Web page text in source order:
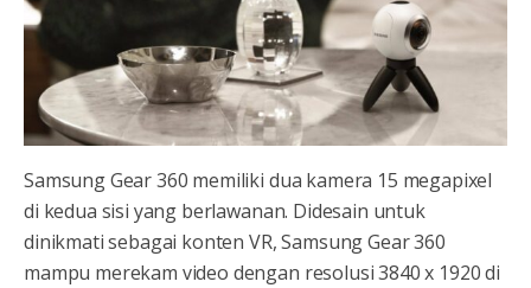
Samsung Gear 360 memiliki dua kamera 15 megapixel
di kedua sisi yang berlawanan. Didesain untuk
dinikmati sebagai konten VR, Samsung Gear 360
mampu merekam video dengan resolusi 3840 x 1920 di